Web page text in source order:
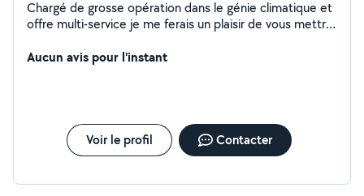
Chargé de grosse opération dans le génie climatique et
offre multi-service je me ferais un plaisir de vous mettre
éventuels besoins.
Aucun avis pour l'instant
Voir le profil Contacter